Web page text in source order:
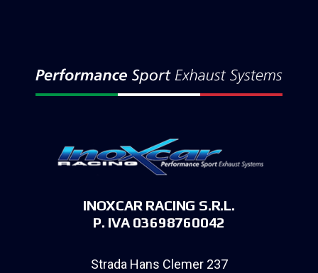
INOXCAR RACING S.R.L.
P. IVA 03698760042
Strada Hans Clemer 237